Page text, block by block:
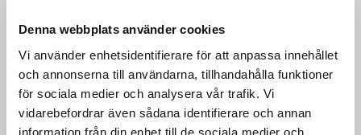
Denna webbplats använder cookies
Vi använder enhetsidentifierare för att anpassa innehållet
och annonserna till användarna, tillhandahålla funktioner
för sociala medier och analysera vår trafik. Vi
vidarebefordrar även sådana identifierare och annan
information från din enhet till de sociala medier och